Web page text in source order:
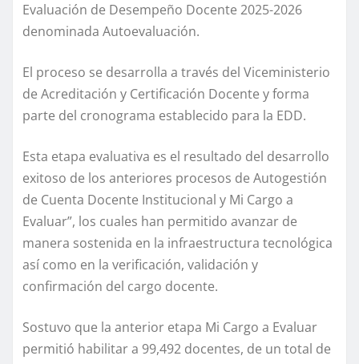
Evaluación de Desempeño Docente 2025-2026
denominada Autoevaluación.
El proceso se desarrolla a través del Viceministerio
de Acreditación y Certificación Docente y forma
parte del cronograma establecido para la EDD.
Esta etapa evaluativa es el resultado del desarrollo
exitoso de los anteriores procesos de Autogestión
de Cuenta Docente Institucional y Mi Cargo a
Evaluar”, los cuales han permitido avanzar de
manera sostenida en la infraestructura tecnológica
así como en la verificación, validación y
confirmación del cargo docente.
Sostuvo que la anterior etapa Mi Cargo a Evaluar
permitió habilitar a 99,492 docentes, de un total de